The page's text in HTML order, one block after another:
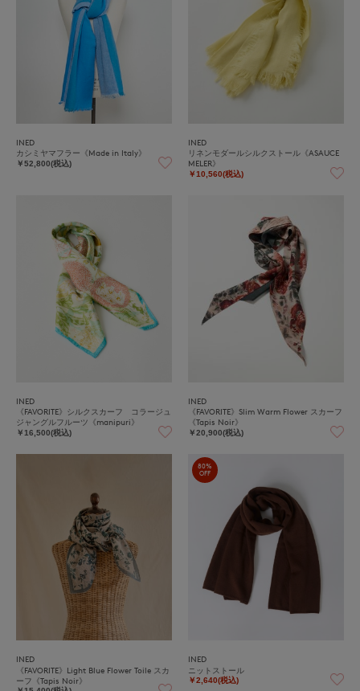
INED
カシミヤマフラー《Made in Italy》
￥52,800(税込)
INED
リネンモダールシルクストール《ASAUCE
MELER》
￥10,560(税込)
INED
《FAVORITE》シルクスカーフ コラージュ
ジャングルフルーツ《manipuri》
￥16,500(税込)
INED
《FAVORITE》Slim Warm Flower スカーフ
《Tapis Noir》
￥20,900(税込)
INED
《FAVORITE》Light Blue Flower Toile スカ
ーフ《Tapis Noir》
80%
OFF
INED
ニットストール
￥2,640(税込)